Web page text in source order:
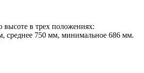
высоте в трех положениях:
среднее 750 мм, минимальное 686 мм.